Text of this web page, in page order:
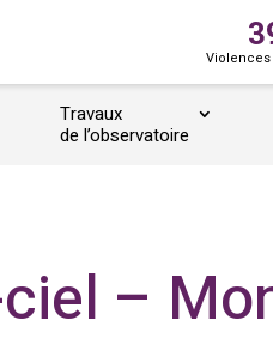
Travaux
de l’observatoire
–